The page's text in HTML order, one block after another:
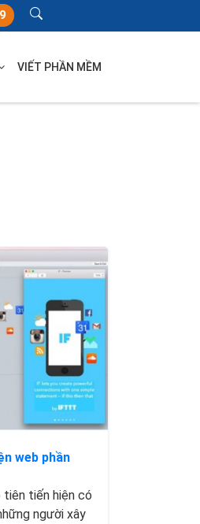
VIẾT PHẦN MỀM
web phần
tiên tiến hiện có
người xây